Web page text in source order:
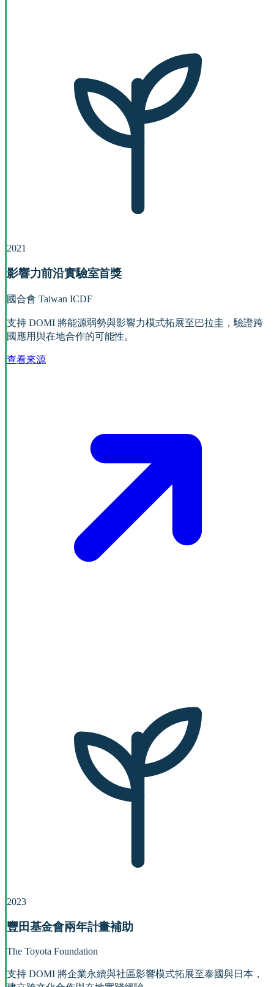
2021
影響力前沿實驗室首獎
國合會 Taiwan ICDF
支持 DOMI 將能源弱勢與影響力模式拓展至巴拉圭，驗證跨
國應用與在地合作的可能性。
查看來源
2023
豐田基金會兩年計畫補助
The Toyota Foundation
支持 DOMI 將企業永續與社區影響模式拓展至泰國與日本，